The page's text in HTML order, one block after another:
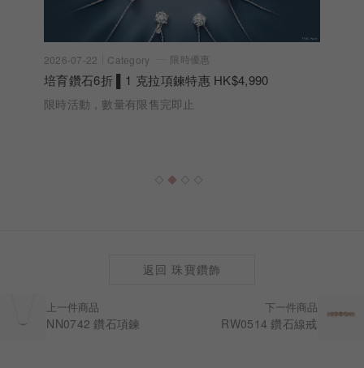
2026-07-22 Category 限時優惠
培育鑽石6折 ▌1 克拉項鍊特惠 HK$4,990
限時活動，數量有限售完即止
上一件商品
NN0742 鑽石項鍊
下一件商品
RW0514 鑽石線戒
返回 珠寶鑽飾